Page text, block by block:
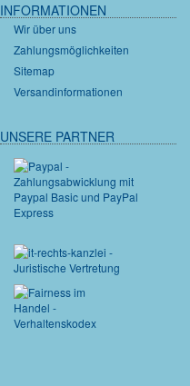
INFORMATIONEN
Wir über uns
Zahlungsmöglichkeiten
Sitemap
Versandinformationen
UNSERE PARTNER